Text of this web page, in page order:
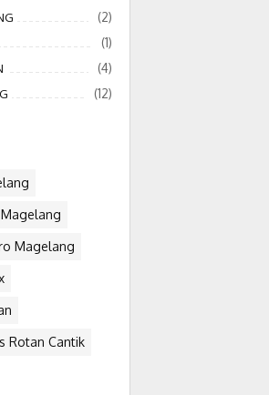
(2)
(1)
(4)
(12)
Magelang
Rotan Cantik